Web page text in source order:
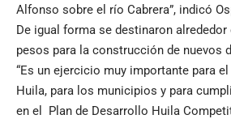
Alfonso sobre el río Cabrera”, indicó
De igual forma se destinaron
pesos para la construcción de nuevos
“Es un ejercicio muy importante para
Huila, para los municipios y para
en el Plan de Desarrollo Huila